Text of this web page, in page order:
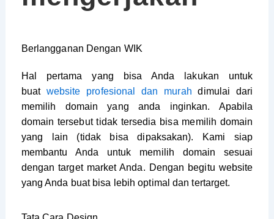
Berlangganan Dengan WIK
Hal pertama yang bisa Anda lakukan untuk
buat website profesional dan murah dimulai dari
memilih domain yang anda inginkan. Apabila
domain tersebut tidak tersedia bisa memilih domain
yang lain (tidak bisa dipaksakan). Kami siap
membantu Anda untuk memilih domain sesuai
dengan target market Anda. Dengan begitu website
yang Anda buat bisa lebih optimal dan tertarget.